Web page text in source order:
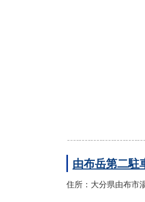
由布岳第二駐
住所：大分県由布市